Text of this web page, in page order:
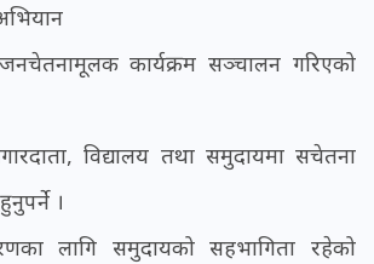
कार्यक्रम सञ्चालन गरिएको
विद्यालय तथा समुदायमा सचेतना
।
लागि समुदायको सहभागिता रहेको